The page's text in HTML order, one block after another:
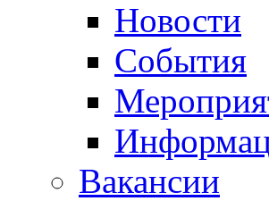
Новости
События
Вакансии